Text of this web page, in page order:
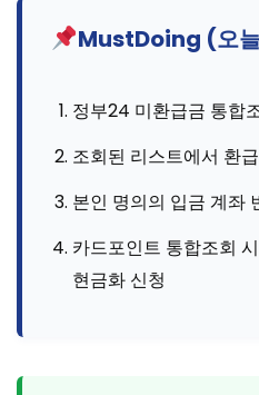
MustDoing (오
정부24 미환급금 통합
조회된 리스트에서 환
본인 명의의 입금 계좌
카드포인트 통합조회
현금화 신청